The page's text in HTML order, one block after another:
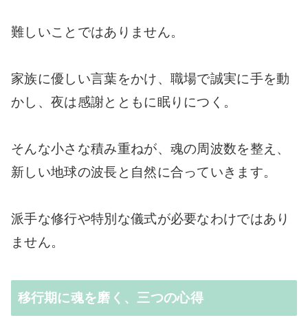
難しいことではありません。
家族に優しい言葉をかけ、職場で誠実に手を動
かし、夜は感謝とともに眠りにつく。
そんな小さな積み重ねが、魂の周波数を整え、
新しい地球の波長と自然に合っていきます。
派手な修行や特別な儀式が必要なわけではあり
ません。
移行期に魂を磨く、三つの心得